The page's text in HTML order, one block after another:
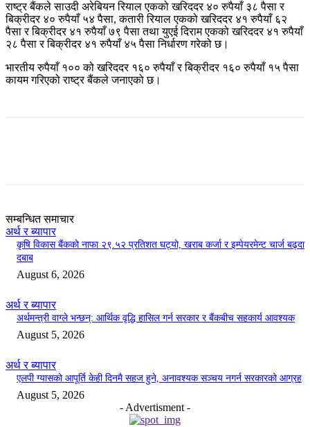
राष्ट्र बैंकले साउदी अरेबियन रियाल एकको खरिददर ४० रुपैयाँ ३८ पैसा र
बिक्रीदर ४० रुपैयाँ ५४ पैसा, कतारी रियाल एकको खरिददर ४१ रुपैयाँ ६२
पैसा र बिक्रीदर ४१ रुपैयाँ ७९ पैसा तथा युएई दिराम एकको खरिददर ४१ रुपैयाँ
२८ पैसा र बिक्रीदर ४१ रुपैयाँ ४५ पैसा निर्धारण गरेको छ।
भारतीय रुपैयाँ १०० को खरिददर १६० रुपैयाँ र बिक्रीदर १६० रुपैयाँ १५ पैसा
कायम गरिएको राष्ट्र बैंकले जनाएको छ।
सम्बन्धित समाचार
अर्थ र ब्यापार
कृषि विकास बैंकको नाफा २९.५२ प्रतिशत घट्यो, खराब कर्जा र इम्पेयरमेन्ट चार्ज बढ्दा
दबाब
August 6, 2026
अर्थ र ब्यापार
अर्थमन्त्री वाग्ले भन्छन्: आर्थिक वृद्धि हासिल गर्न सरकार र बैंकबीच सहकार्य आवश्यक
August 5, 2026
अर्थ र ब्यापार
एलपी ग्यासको आपूर्ति केही दिनमै सहज हुने, अनावश्यक सञ्चय नगर्न सरकारको आग्रह
August 5, 2026
- Advertisment -